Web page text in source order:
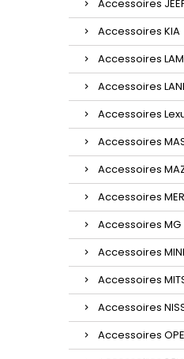
Accessoires
Accessoires KIA
Accessoires
Accessoires
Accessoires
Accessoires
Accessoires
Accessoires
Accessoires MG
Accessoires MINI
Accessoires
Accessoires
Accessoires